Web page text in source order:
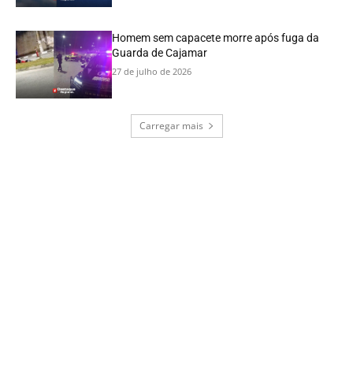
Homem sem capacete morre após fuga da
Guarda de Cajamar
27 de julho de 2026
Carregar mais